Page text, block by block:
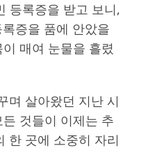
등록증을 받고 보니,
증을 품에 안았을
매여 눈물을 흘렸
며 살아왔던 지난 시
것들이 이제는 추
한 곳에 소중히 자리